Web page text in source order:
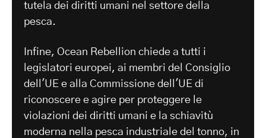
tutela dei diritti umani nel settore della
pesca.
Infine, Ocean Rebellion chiede a tutti i
legislatori europei, ai membri del Consiglio
dell'UE e alla Commissione dell'UE di
riconoscere e agire per proteggere le
violazioni dei diritti umani e la schiavitù
moderna nella pesca industriale del tonno, in